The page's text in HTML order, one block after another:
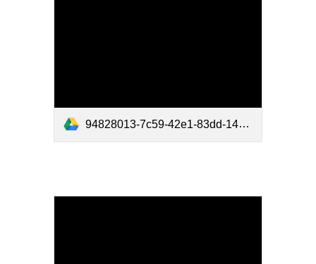
94828013-7c59-42e1-83dd-145606486f96.MP4